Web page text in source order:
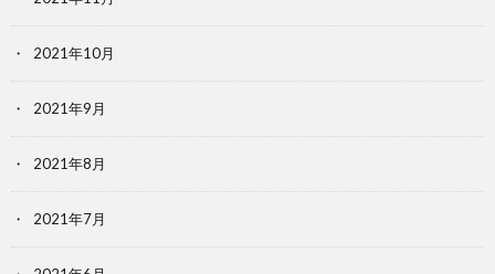
2021年10月
2021年9月
2021年8月
2021年7月